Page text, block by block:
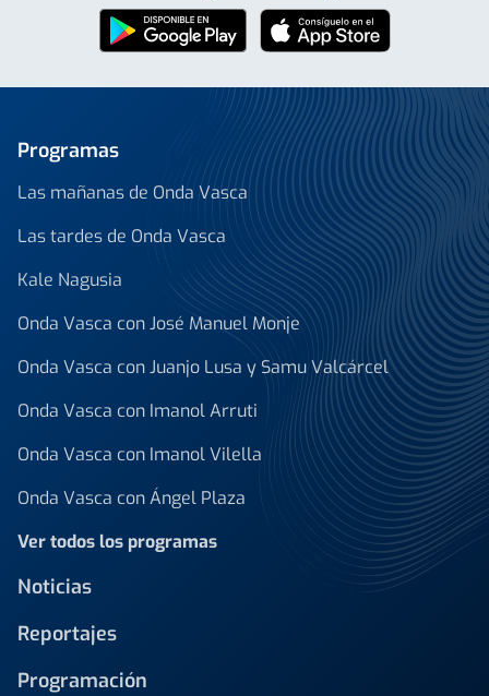
Programas
Las mañanas de Onda Vasca
Las tardes de Onda Vasca
Kale Nagusia
Onda Vasca con José Manuel Monje
Onda Vasca con Juanjo Lusa y Samu Valcárcel
Onda Vasca con Imanol Arruti
Onda Vasca con Imanol Vilella
Onda Vasca con Ángel Plaza
Ver todos los programas
Noticias
Reportajes
Programación